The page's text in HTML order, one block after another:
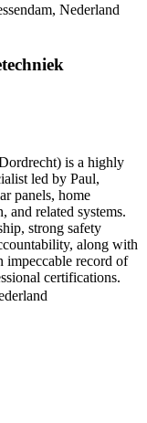
Nederland
is a highly
led by Paul,
panels, home
and related systems.
strong safety
along with
record of
certifications.